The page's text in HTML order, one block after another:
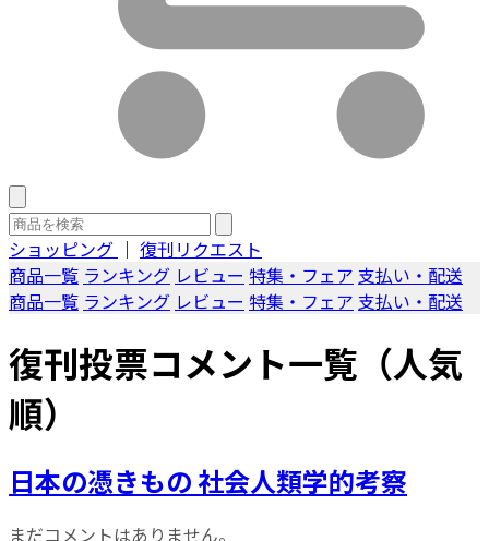
ショッピング ｜ 復刊リクエスト
商品一覧 ランキング レビュー 特集・フェア 支払い・配送
商品一覧 ランキング レビュー 特集・フェア 支払い・配送
復刊投票コメント一覧（人気
順）
日本の憑きもの 社会人類学的考察
まだコメントはありません。